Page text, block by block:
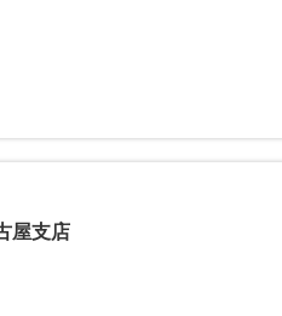
屋支店